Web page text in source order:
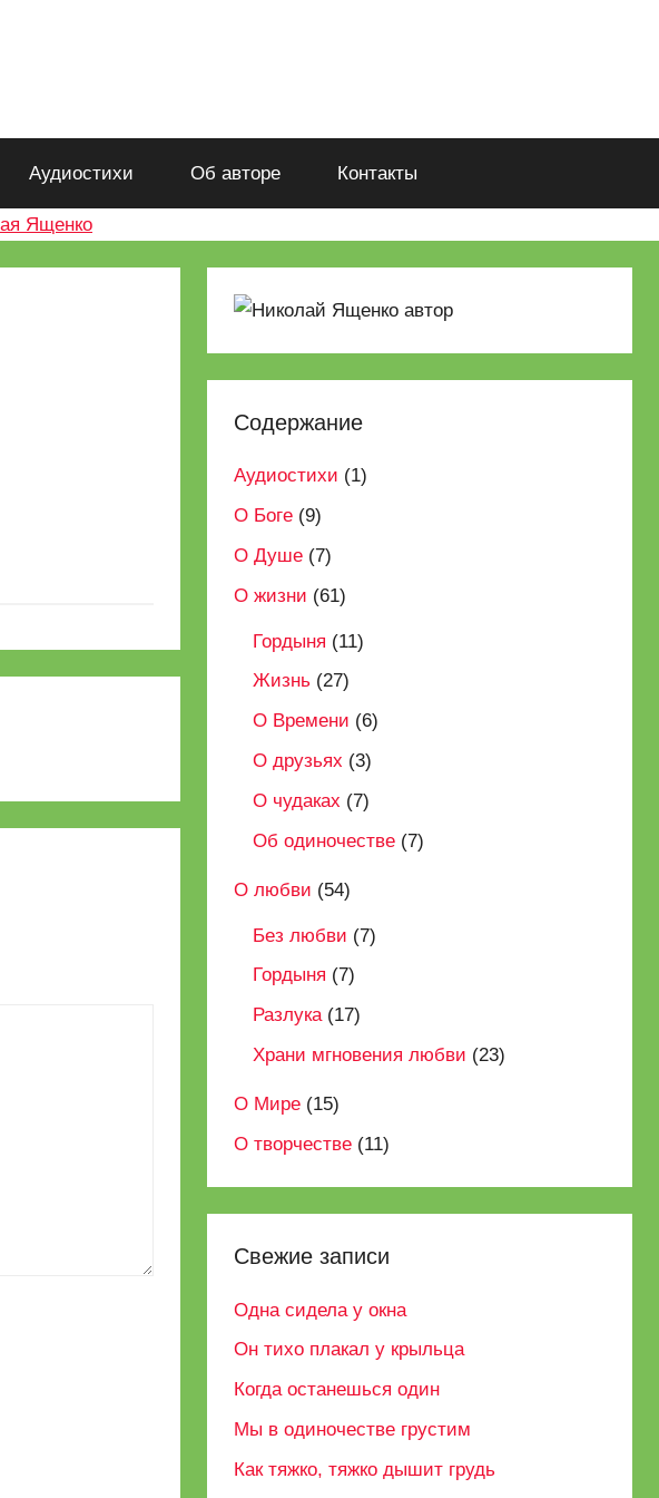
Аудиостихи Об авторе Контакты
Содержание
Аудиостихи (1)
О Боге (9)
О Душе (7)
О жизни (61)
Гордыня (11)
Жизнь (27)
О Времени (6)
О друзьях (3)
О чудаках (7)
Об одиночестве (7)
О любви (54)
Без любви (7)
Гордыня (7)
Разлука(17)
Храни мгновения любви (23)
О Мире (15)
О творчестве (11)
Свежие записи
Одна сидела у окна
Он тихо плакал у крыльца
Когда останешься один
Мы в одиночестве грустим
Как тяжко, тяжко дышит грудь